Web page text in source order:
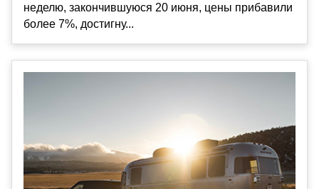
неделю, закончившуюся 20 июня, цены прибавили
более 7%, достигну...